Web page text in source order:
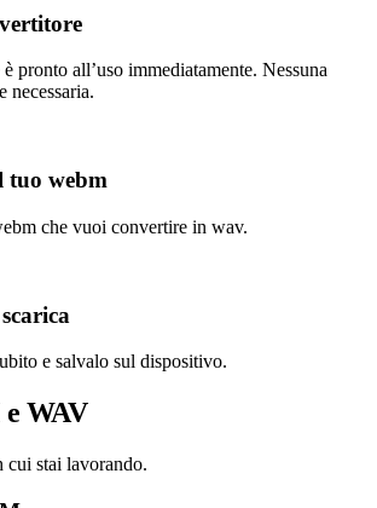
pronto all’uso immediatamente. Nessuna
necessaria.
tuo webm
che vuoi convertire in wav.
e salvalo sul dispositivo.
e WAV
stai lavorando.